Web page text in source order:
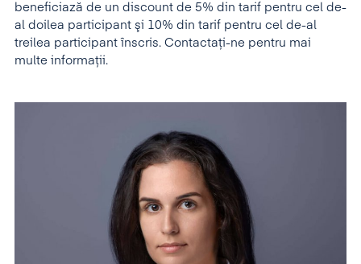
beneficiază de un discount de 5% din tarif pentru cel de-
al doilea participant şi 10% din tarif pentru cel de-al
treilea participant înscris. Contactați-ne pentru mai
multe informații.